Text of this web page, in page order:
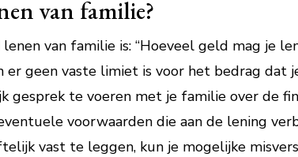
van familie?
van familie is: “Hoeveel geld mag je
er geen vaste limiet is voor het bedrag
gesprek te voeren met je familie over de
voorwaarden die aan de lening
vast te leggen, kun je mogelijke